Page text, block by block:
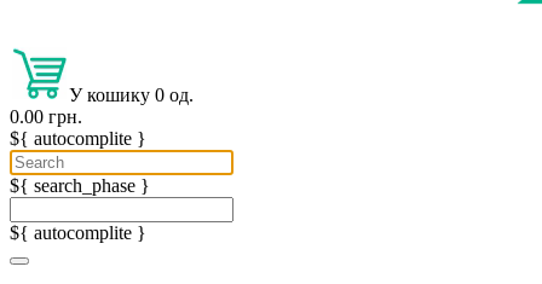
У кошику 0 од.
0.00 грн.
${ autocomplite }
${ search_phase }
${ autocomplite }